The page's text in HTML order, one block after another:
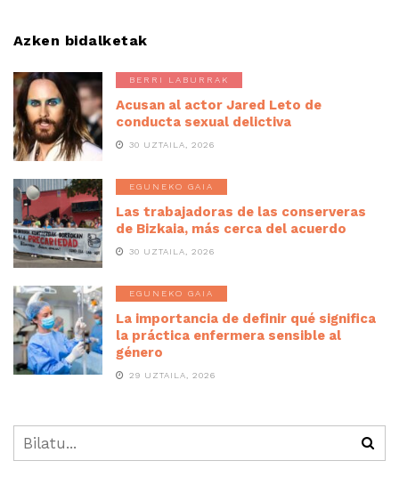
Azken bidalketak
BERRI LABURRAK
Acusan al actor Jared Leto de
conducta sexual delictiva
30 UZTAILA, 2026
EGUNEKO GAIA
Las trabajadoras de las conserveras
de Bizkaia, más cerca del acuerdo
30 UZTAILA, 2026
EGUNEKO GAIA
La importancia de definir qué significa
la práctica enfermera sensible al
género
29 UZTAILA, 2026